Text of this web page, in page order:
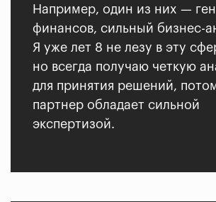
Например, один из них —
финансов, сильный бизнес-
Я уже лет 8 не лезу в эту
но всегда получаю четкую
для принятия решений,
партнер обладает сильной
экспертизой.